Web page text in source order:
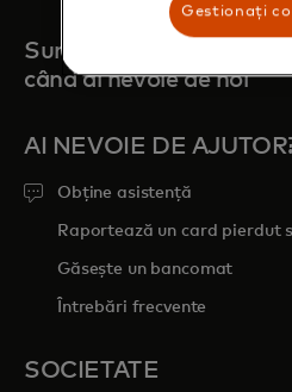
Suntem întotdeauna aici
când ai nevoie de noi
AI NEVOIE DE
Obține asistență
Raportează un card pierdut
Găsește un bancomat
Întrebări frecvente
SOCIETATE
Gestionați